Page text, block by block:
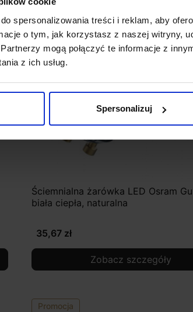
spersonalizowania treści i reklam, aby
o tym, jak korzystasz z naszej witryny,
mogą połączyć te informacje z
z ich usług.
Spersonalizuj
Ściemnialna żarówka LED Osram
biała ciepła, naturalna
35,67 zł
Zobacz szczegóły
Promocja